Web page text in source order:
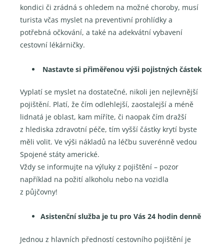
kondici či zrádná s ohledem na možné choroby, musí
turista včas myslet na preventivní prohlídky a
potřebná očkování, a také na adekvátní vybavení
cestovní lékárničky.
Nastavte si přiměřenou výši pojistných částek
Vyplatí se myslet na dostatečné, nikoli jen nejlevnější
pojištění. Platí, že čím odlehlejší, zaostalejší a méně
lidnatá je oblast, kam míříte, či naopak čím dražší
z hlediska zdravotní péče, tím vyšší částky krytí byste
měli volit. Ve výši nákladů na léčbu suverénně vedou
Spojené státy americké.
Vždy se informujte na výluky z pojištění – pozor
například na požití alkoholu nebo na vozidla
z půjčovny!
Asistenční služba je tu pro Vás 24 hodin denně
Jednou z hlavních předností cestovního pojištění je